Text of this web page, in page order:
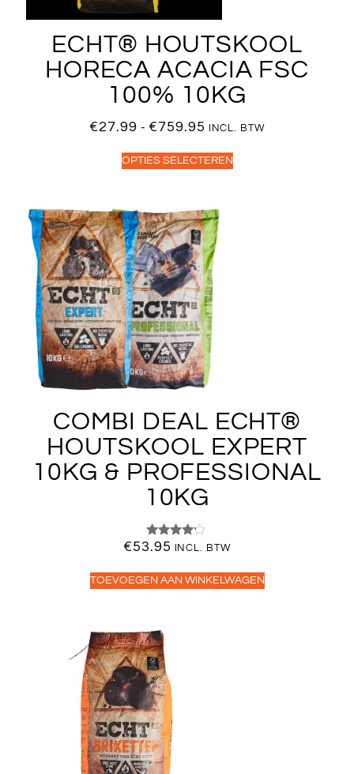
ECHT® HOUTSKOOL
HORECA ACACIA FSC
100% 10KG
€27.99 - €759.95 INCL. BTW
OPTIES SELECTEREN
COMBI DEAL ECHT®
HOUTSKOOL EXPERT
10KG & PROFESSIONAL
10KG
Gewaardeerd
€53.95 INCL. BTW
TOEVOEGEN AAN WINKELWAGEN